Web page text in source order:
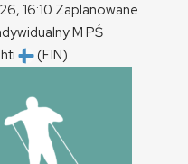
16:10 Zaplanowane
M PŚ
(FIN)